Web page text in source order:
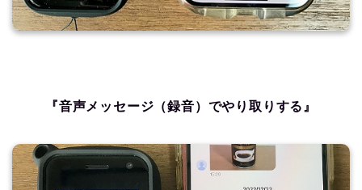
『音声メッセージ（録音）でやり取りする』